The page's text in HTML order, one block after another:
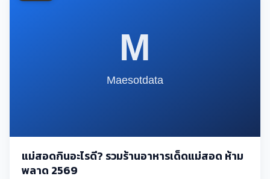
แม่สอดกินอะไรดี? รวมร้านอาหารเด็ดแม่สอด ห้าม
พลาด 2569